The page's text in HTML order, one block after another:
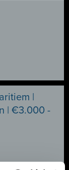
|
| €3.000 -